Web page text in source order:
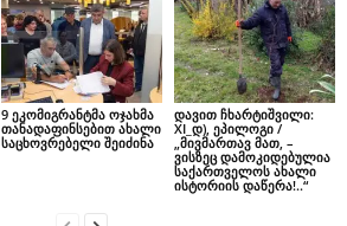
9 ეკომიგრანტმა ოჯახმა
თანადაფინსებით ახალი
საცხოვრებელი შეიძინა
დავით ჩხარტიშვილი:
XI_დ), ეპილოგი /
„მივმართავ მათ, –
ვისზეც დამოკიდებულია
საქართველოს ახალი
ისტორიის დაწერა!..“